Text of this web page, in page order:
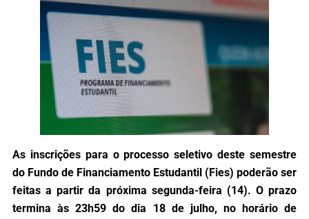
As inscrições para o processo seletivo deste semestre
do Fundo de Financiamento Estudantil (Fies) poderão ser
feitas a partir da próxima segunda-feira (14). O prazo
termina às 23h59 do dia 18 de julho, no horário de